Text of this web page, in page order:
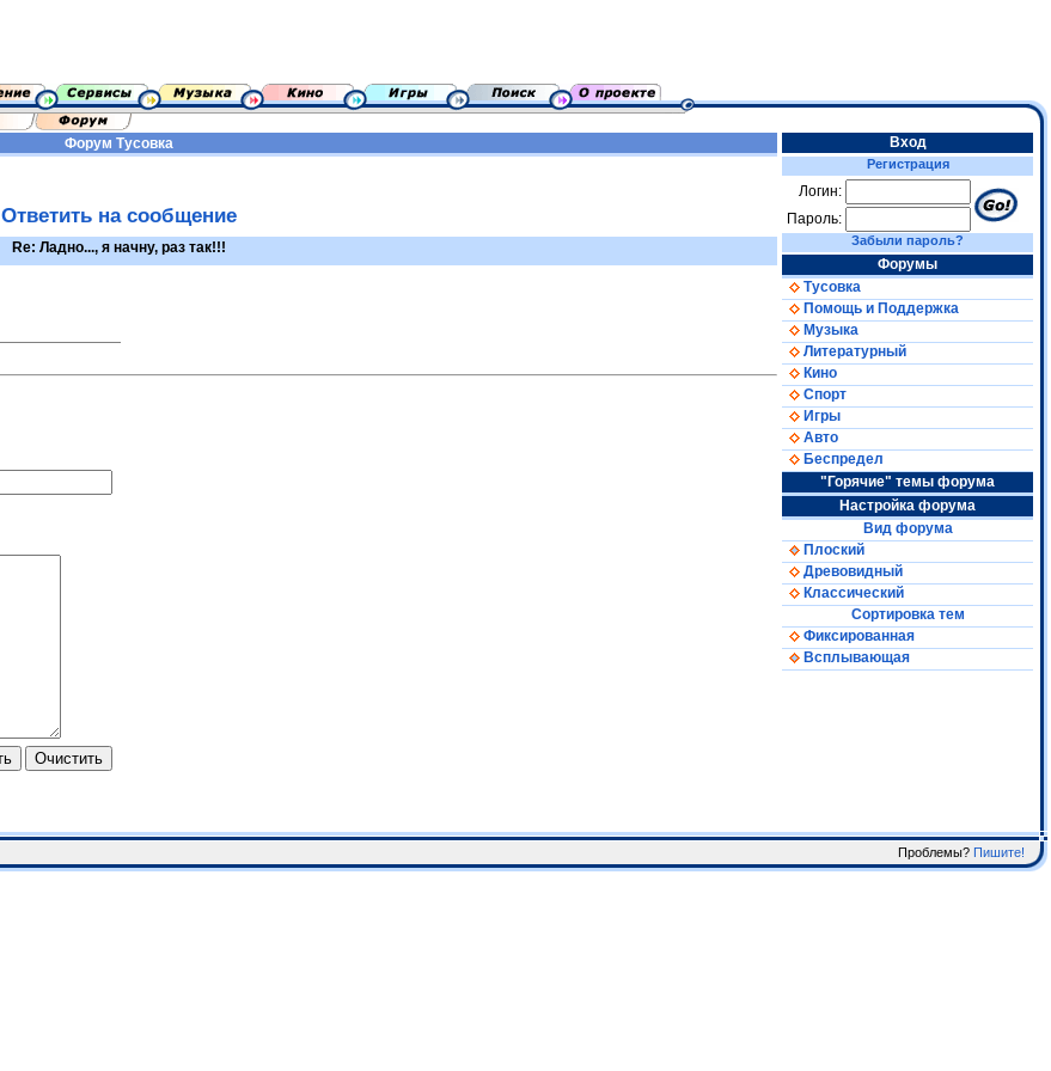
Форум Тусовка
Ответить на сообщение
Re: Ладно..., я начну, раз так!!!
Вход
Регистрация
Логин:
Пароль:
Забыли пароль?
Форумы
Тусовка
Помощь и Поддержка
Музыка
Литературный
Кино
Спорт
Игры
Авто
Беспредел
"Горячие" темы форума
Настройка форума
Вид форума
Плоский
Древовидный
Классический
Сортировка тем
Фиксированная
Всплывающая
Проблемы? Пишите!